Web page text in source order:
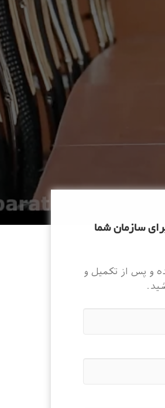
سازمان شما
و پس از تکمیل و